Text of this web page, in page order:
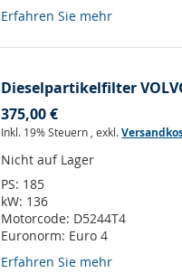
Erfahren Sie mehr
Dieselpartikelfilter
375,00 €
Inkl. 19% Steuern ,exkl.
Nicht auf Lager
PS: 185
kW: 136
Motorcode: D5244T4
Euronorm: Euro 4
Erfahren Sie mehr